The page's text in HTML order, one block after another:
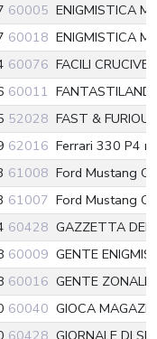
60005 ENIGMISTICA
60018 ENIGMISTICA
60076 FACILI
60011
52028 FAST &
62016 Ferrari 330 P4
61008 Ford Mustang
61007 Ford Mustang
60428 GAZZETTA
60009 GENTE
60016 GENTE
60040 GIOCA
60428 GIORNALE DI